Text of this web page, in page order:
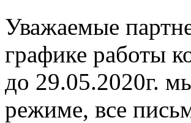
Уважаемые
графике работы
до 29.05.2020г.
режиме, все